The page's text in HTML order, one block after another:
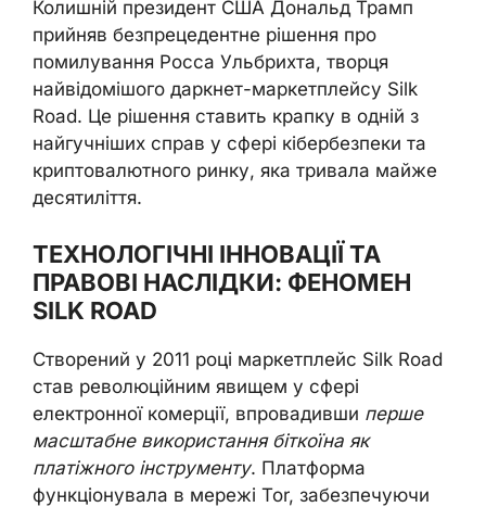
Колишній президент США Дональд Трамп
прийняв безпрецедентне рішення про
помилування Росса Ульбрихта, творця
найвідомішого даркнет-маркетплейсу Silk
Road. Це рішення ставить крапку в одній з
найгучніших справ у сфері кібербезпеки та
криптовалютного ринку, яка тривала майже
десятиліття.
ТЕХНОЛОГІЧНІ ІННОВАЦІЇ ТА
ПРАВОВІ НАСЛІДКИ: ФЕНОМЕН
SILK ROAD
Створений у 2011 році маркетплейс Silk Road
став революційним явищем у сфері
електронної комерції, впровадивши перше
масштабне використання біткоїна як
платіжного інструменту. Платформа
функціонувала в мережі Tor, забезпечуючи